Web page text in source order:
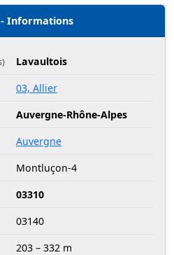
- Informations
Lavaultois
03, Allier
Auvergne-Rhône-Alpes
Auvergne
Montluçon-4
03310
03140
203 – 332 m